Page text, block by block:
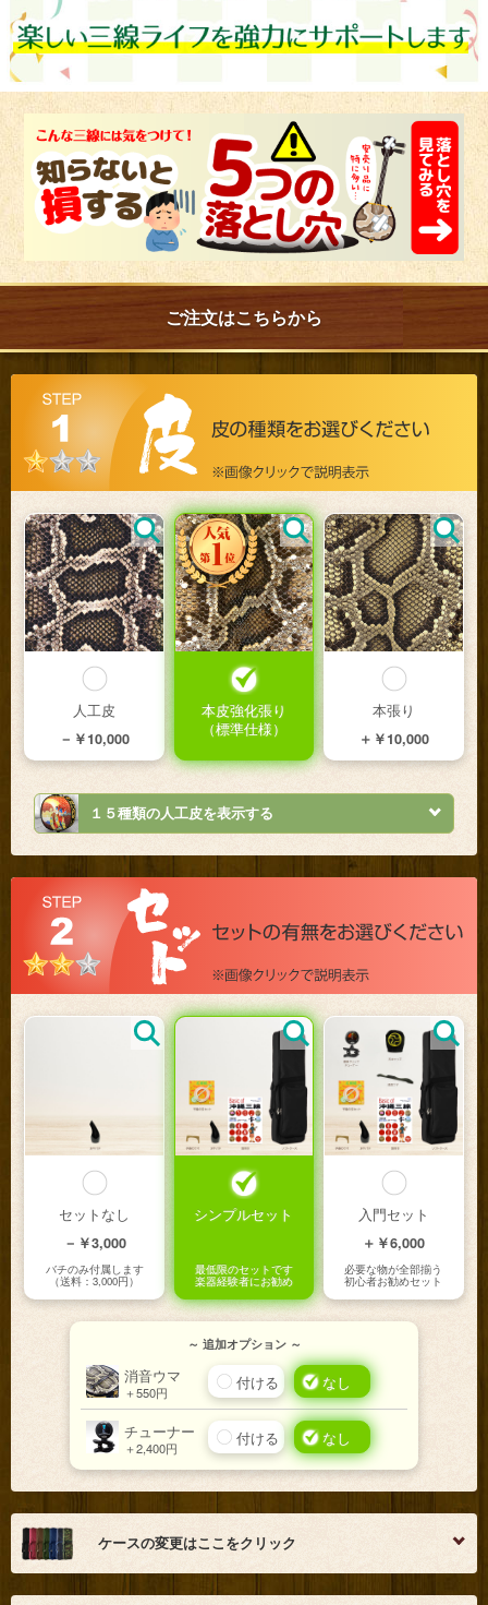
ご注文はこちらから
人工皮
－￥10,000
本皮強化張り
（標準仕様）
本張り
＋￥10,000
１５種類の人工皮を表示する
ミンサーブルー
ミンサーボルドー
四ツ竹（橙）
－￥5,000
四ツ竹（紫）
－￥5,000
あかばなー
－￥5,000
紅型柄
－￥5,000
かすり柄（紺）
－￥5,000
かすり柄（青）
－￥5,000 －￥5,000
セットなし
－￥3,000
バチのみ付属します
（送料：3,000円）
シンプルセット
最低限のセットです
楽器経験者にお勧め
入門セット
＋￥6,000
必要な物が全部揃う
初心者お勧めセット
～ 追加オプション ～
消音ウマ
＋550円 付ける なし
チューナー
＋2,400円 付ける なし
ケースの変更はここをクリック